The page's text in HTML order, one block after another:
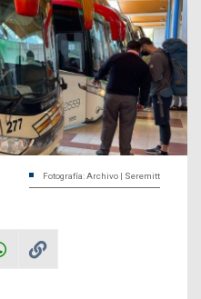
Fotografía: Archivo | Seremitt